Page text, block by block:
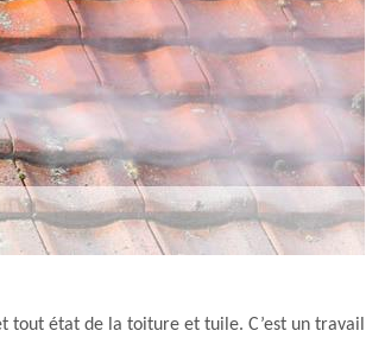
tout état de la toiture et tuile. C’est un travail